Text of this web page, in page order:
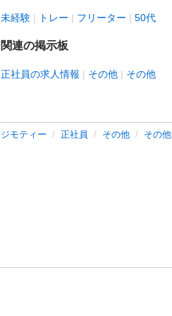
未経験 トレー フリーター 50代
関連の掲示板
正社員の求人情報 その他 その他
ジモティー 正社員 その他 その他